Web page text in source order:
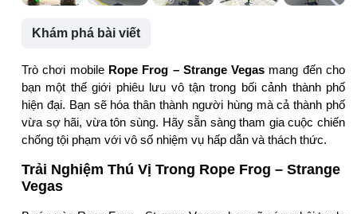
Khám phá bài viết
Trò chơi mobile Rope Frog – Strange Vegas mang đến cho
bạn một thế giới phiêu lưu vô tận trong bối cảnh thành phố
hiện đại. Bạn sẽ hóa thân thành người hùng mà cả thành phố
vừa sợ hãi, vừa tôn sùng. Hãy sẵn sàng tham gia cuộc chiến
chống tội phạm với vô số nhiệm vụ hấp dẫn và thách thức.
Trải Nghiệm Thú Vị Trong Rope Frog – Strange
Vegas